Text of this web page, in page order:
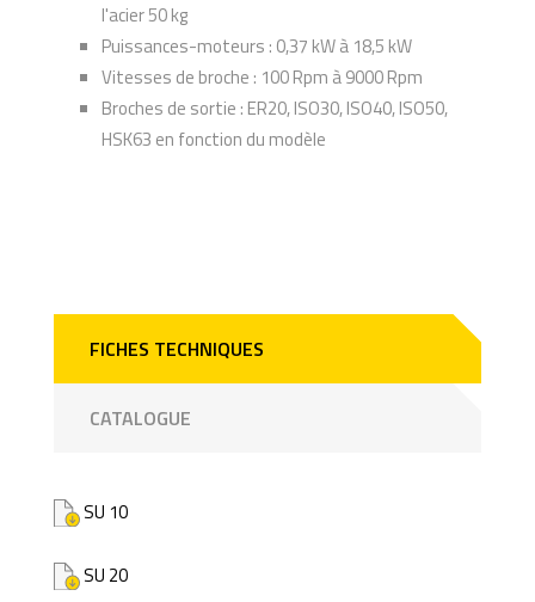
l'acier 50 kg
Puissances-moteurs : 0,37 kW à 18,5 kW
Vitesses de broche : 100 Rpm à 9000 Rpm
Broches de sortie : ER20, ISO30, ISO40, ISO50,
HSK63 en fonction du modèle
FICHES TECHNIQUES
CATALOGUE
SU 10
SU 20